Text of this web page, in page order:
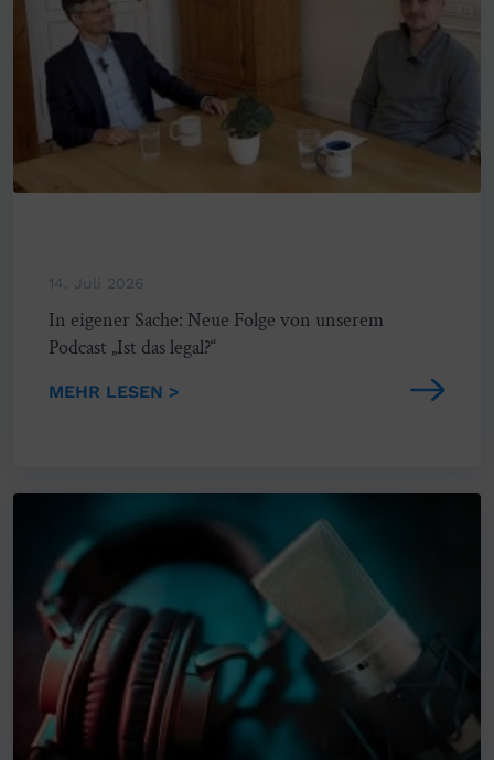
14. Juli 2026
In eigener Sache: Neue Folge von unserem
Podcast „Ist das legal?“
MEHR LESEN >